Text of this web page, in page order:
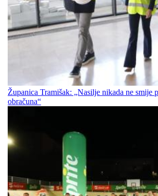
Županica Tramišak: „Nasilje nikada ne smije
obračuna“